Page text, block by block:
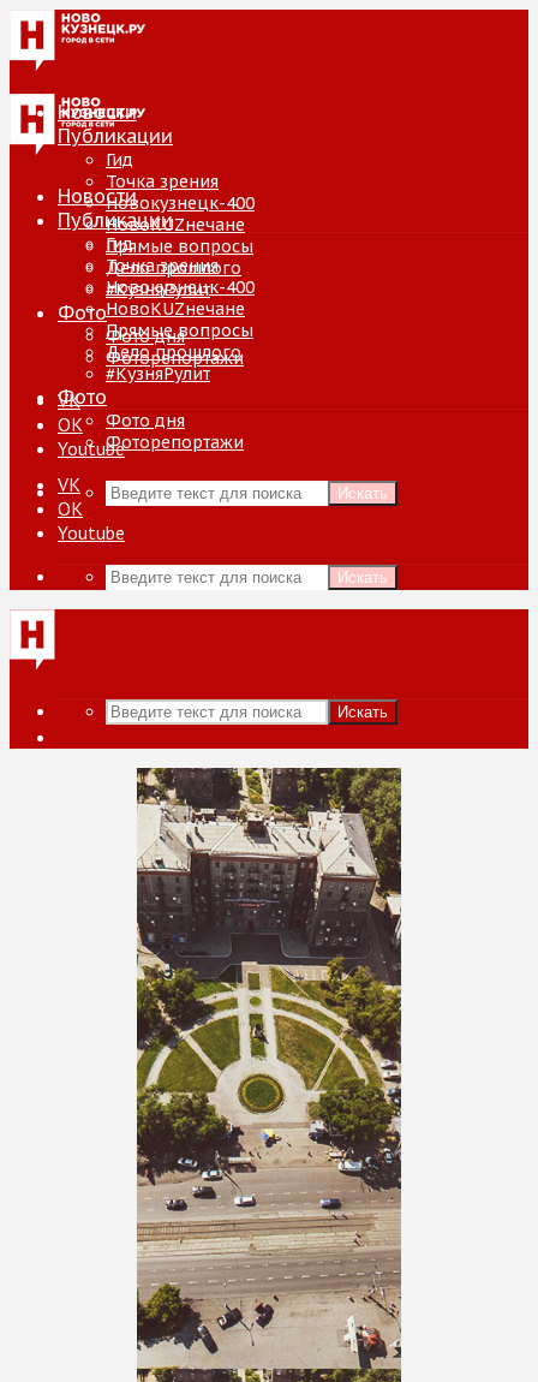
Новости
Публикации
Гид
Точка зрения
Новокузнецк-400
НовоKUZнечане
Прямые вопросы
Дело прошлого
#КузняРулит
Фото
Фото дня
Фоторепортажи
VK
ОК
Youtube
Искать
Новости
Публикации
Гид
Точка зрения
Новокузнецк-400
НовоKUZнечане
Прямые вопросы
Дело прошлого
#КузняРулит
Фото
Фото дня
Фоторепортажи
VK
ОК
Youtube
Искать
Искать